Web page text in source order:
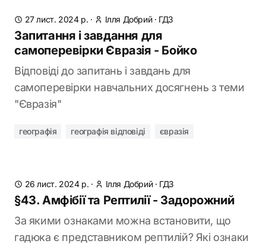
27 лист. 2024 р. · Ілля Добрий· ГДЗ
Запитання і завдання для
самоперевірки Євразія - Бойко
Відповіді до запитань і завдань для
самоперевірки навчальних досягнень з теми
"Євразія"
географія географія відповіді євразія
26 лист. 2024 р. · Ілля Добрий· ГДЗ
§43. Амфібії та Рептилії - Задорожний
За якими ознаками можна встановити, що
гадюка є представником рептилій? Які ознаки